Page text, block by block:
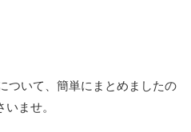
ついて、簡単にまとめましたの
ませ。